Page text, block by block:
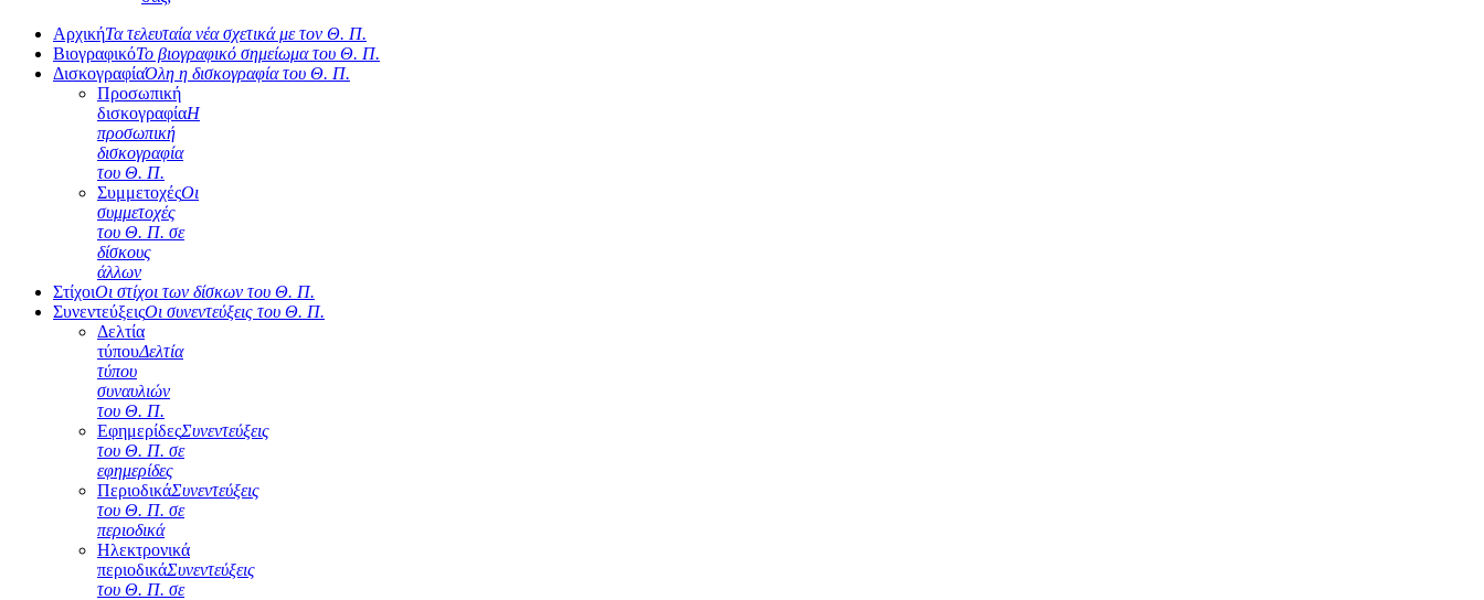
ΑρχικήΤα τελευταία νέα σχετικά με τον Θ. Π.
ΒιογραφικόΤο βιογραφικό σημείωμα του Θ. Π.
ΔισκογραφίαΌλη η δισκογραφία του Θ. Π.
Προσωπική
δισκογραφίαΗ
προσωπική
δισκογραφία
του Θ. Π.
ΣυμμετοχέςΟι
συμμετοχές
του Θ. Π. σε
δίσκους
άλλων
ΣτίχοιΟι στίχοι των δίσκων του Θ. Π.
ΣυνεντεύξειςΟι συνεντεύξεις του Θ. Π.
Δελτία
τύπουΔελτία
τύπου
συναυλιών
του Θ. Π.
ΕφημερίδεςΣυνεντεύξεις
του Θ. Π. σε
εφημερίδες
ΠεριοδικάΣυνεντεύξεις
του Θ. Π. σε
περιοδικά
Ηλεκτρονικά
περιοδικάΣυνεντεύξεις
του Θ. Π. σε